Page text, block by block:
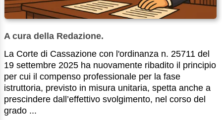
A cura della Redazione.
La Corte di Cassazione con l'ordinanza n. 25711 del
19 settembre 2025 ha nuovamente ribadito il principio
per cui il compenso professionale per la fase
istruttoria, previsto in misura unitaria, spetta anche a
prescindere dall’effettivo svolgimento, nel corso del
grado ...